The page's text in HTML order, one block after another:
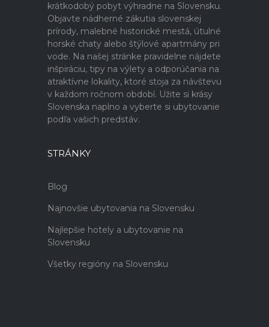
krátkodobý pobyt výhradne na Slovensku.
Objavte nádherné zákutia slovenskej
prírody, malebné historické mestá, útulné
horské chaty alebo štýlové apartmány pri
vode. Na našej stránke pravidelne nájdete
inšpiráciu, tipy na výlety a odporúčania na
atraktívne lokality, ktoré stoja za návštevu
v každom ročnom období. Užite si krásy
Slovenska naplno a vyberte si ubytovanie
podľa vašich predstáv.
STRÁNKY
Blog
Najnovšie ubytovania na Slovensku
Najlepšie hotely a ubytovanie na
Slovensku
Všetky regióny na Slovensku